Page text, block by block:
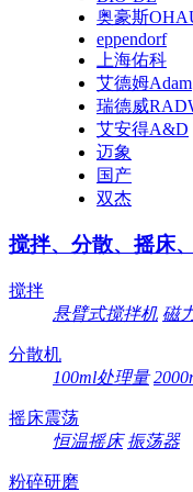
奥豪斯
eppendorf
上海佑科
艾德姆Adam
瑞德威
艾安得A&D
迈象
国产
双杰
搅拌、分散、摇床
搅拌
悬臂式搅拌机 磁
分散机
100ml处理量
摇床震荡
恒温摇床 振荡器
粉碎研磨